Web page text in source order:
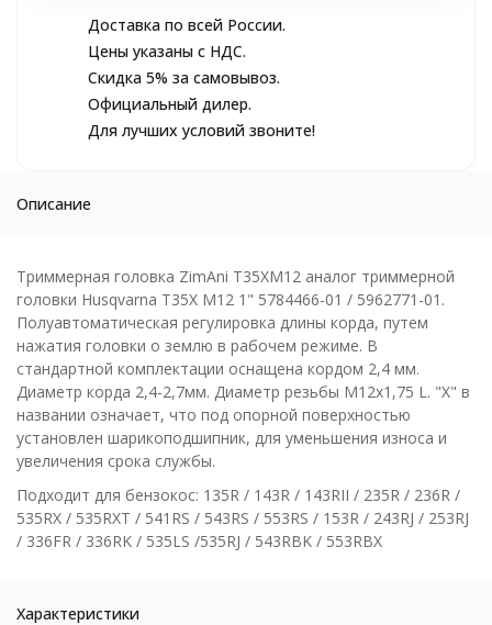
Доставка по всей России.
Цены указаны с НДС.
Скидка 5% за самовывоз.
Официальный дилер.
Для лучших условий звоните!
Описание
Триммерная головка ZimAni T35XM12 аналог триммерной
головки Husqvarna T35X M12 1" 5784466-01 / 5962771-01.
Полуавтоматическая регулировка длины корда, путем
нажатия головки о землю в рабочем режиме. В
стандартной комплектации оснащена кордом 2,4 мм.
Диаметр корда 2,4-2,7мм. Диаметр резьбы М12х1,75 L. "X" в
названии означает, что под опорной поверхностью
установлен шарикоподшипник, для уменьшения износа и
увеличения срока службы.
Подходит для бензокос: 135R / 143R / 143RII / 235R / 236R /
535RX / 535RXT / 541RS / 543RS / 553RS / 153R / 243RJ / 253RJ
/ 336FR / 336RK / 535LS /535RJ / 543RBK / 553RBX
Характеристики